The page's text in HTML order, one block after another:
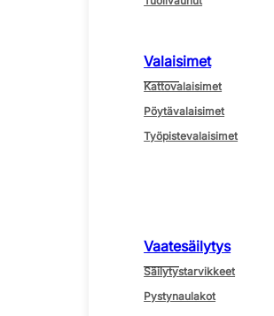
Valaisimet
Kattovalaisimet
Pöytävalaisimet
Työpistevalaisimet
Vaatesäilytys
Säilytystarvikkeet
Pystynaulakot